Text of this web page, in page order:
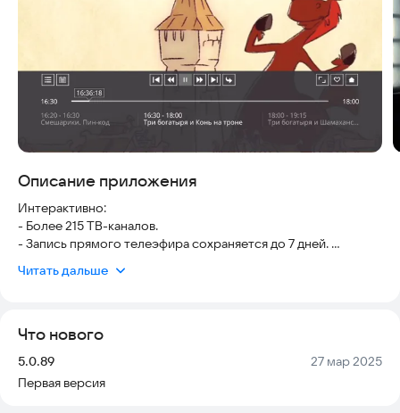
Описание приложения
Интерактивно:
- Более 215 ТВ-каналов.
- Запись прямого телеэфира сохраняется до 7 дней.
Удобно пользоваться:
- Избранное
Для детей:
Читать дальше
Что нового
Версия:
5.0.89 Дата:
27 мар 2025
Первая версия